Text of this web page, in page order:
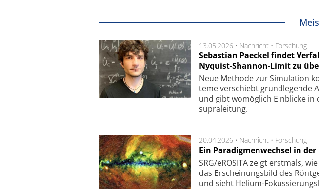
13.05.2026 • Nachricht • Forschung
Sebastian Paeckel findet
Nyquist-Shannon-Limit zu
Neue Methode zur Simu­la­tion
te­me ver­schiebt grund­le­gen­de
und gibt wo­mög­lich Ein­blicke
supra­lei­tung.
20.04.2026 • Nachricht • Forschung
Ein Paradigmenwechsel in
SRG/eROSITA zeigt erst­mals,
das Er­schei­nungs­bild des
und sieht Helium-